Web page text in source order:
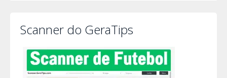
Scanner do GeraTips